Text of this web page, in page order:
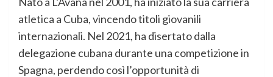
atletica a Cuba, vincendo titoli giovanili
internazionali. Nel 2021, ha disertato dalla
delegazione cubana durante una competizione in
Spagna, perdendo così l’opportunità di